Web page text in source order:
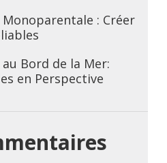
: Créer
Bord de la Mer:
en Perspective